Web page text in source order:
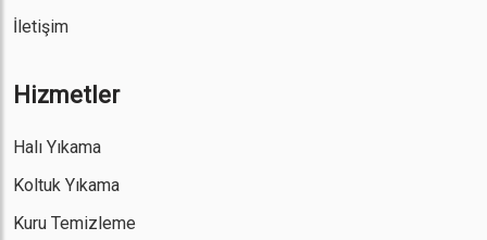
İletişim
Hizmetler
Halı Yıkama
Koltuk Yıkama
Kuru Temizleme